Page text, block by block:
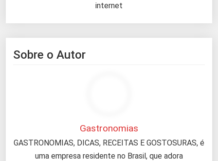
internet
Sobre o Autor
Gastronomias
GASTRONOMIAS, DICAS, RECEITAS E GOSTOSURAS, é
uma empresa residente no Brasil, que adora